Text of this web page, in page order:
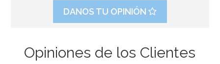
DANOS TU OPINIÓN
Opiniones de los Clientes